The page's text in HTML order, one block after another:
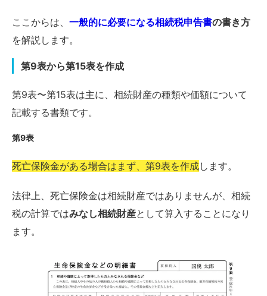
ここからは、 一般的に必要になる相続税申告書の書き方
を解説します。
第9表から第15表を作成
第9表〜第15表は主に、相続財産の種類や価額について
記載する書類です。
第9表
死亡保険金がある場合はまず、第9表を作成します。
法律上、死亡保険金は相続財産ではありませんが、相続
税の計算ではみなし相続財産として算入することになり
ます。